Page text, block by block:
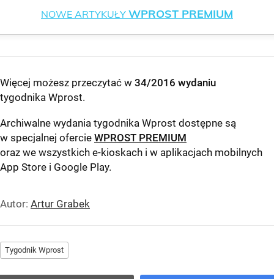
NOWE ARTYKUŁY WPROST PREMIUM
Więcej możesz przeczytać w 34/2016 wydaniu
tygodnika Wprost.
Archiwalne wydania tygodnika Wprost dostępne są
w specjalnej ofercie WPROST PREMIUM
oraz we wszystkich e-kioskach i w aplikacjach mobilnych
App Store i Google Play.
Autor: Artur Grabek
Tygodnik Wprost